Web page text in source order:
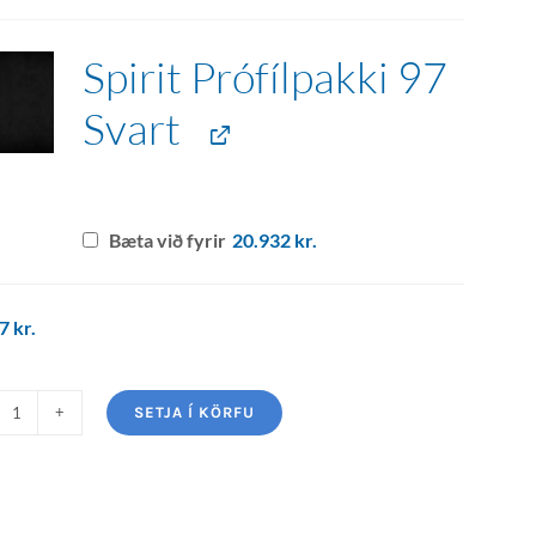
Spirit Prófílpakki 97
Svart
Bæta við fyrir 20.932 kr.
kr.
SETJA Í KÖRFU